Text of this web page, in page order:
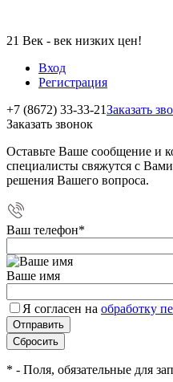
21 Век - век низких цен!
Вход
Регистрация
+7 (8672) 33-33-21Заказать
Заказать звонок
Оставьте Ваше сообщение и
специалисты свяжутся с
решения Вашего вопроса.
Ваш телефон*
Ваше имя
Я согласен на обработку
* - Поля, обязательные для